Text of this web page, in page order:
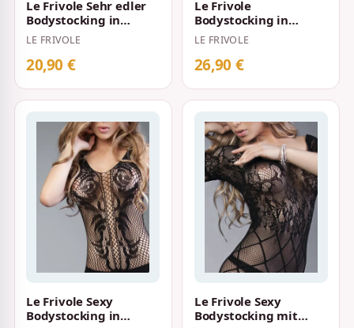
Le Frivole Sehr edler
Bodystocking in
Netzoptik mit
Blumenornamenten
S…
LE FRIVOLE
20,90 €
Le Frivole
Bodystocking in
Netzoptik mit
Perlenketten-Design
S-L Schwa…
LE FRIVOLE
26,90 €
Le Frivole Sexy
Bodystocking in
Le Frivole Sexy
Bodystocking mit